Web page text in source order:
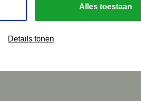
Alles toestaan
Details tonen